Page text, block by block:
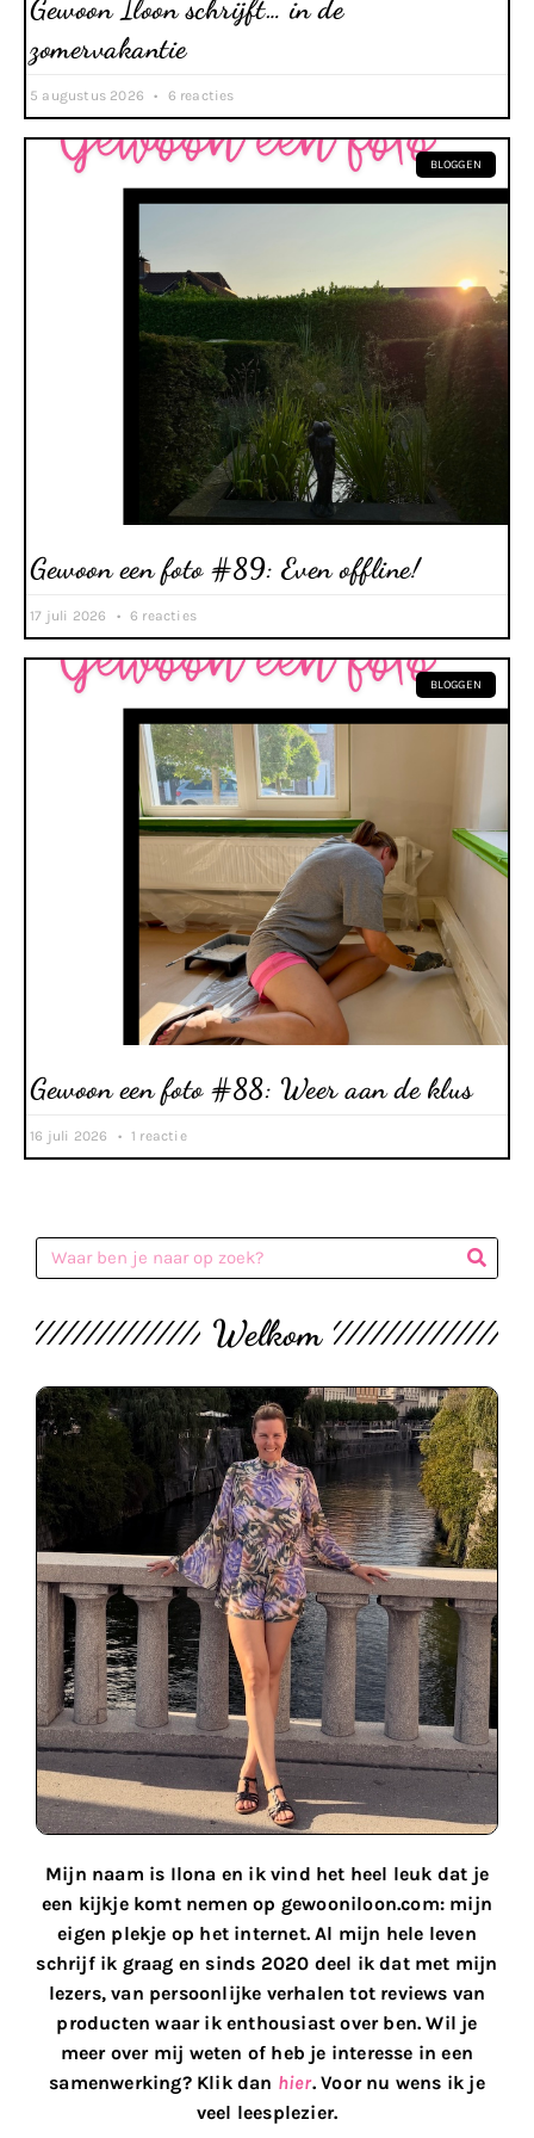
Gewoon Iloon schrijft… in de
zomervakantie
5 augustus 2026 6 reacties
BLOGGEN
Gewoon een foto #89: Even offline!
17 juli 2026 6 reacties
BLOGGEN
Gewoon een foto #88: Weer aan de klus
16 juli 2026 1 reactie
Welkom
Mijn naam is Ilona en ik vind het heel leuk dat je
een kijkje komt nemen op gewooniloon.com: mijn
eigen plekje op het internet. Al mijn hele leven
schrijf ik graag en sinds 2020 deel ik dat met mijn
lezers, van persoonlijke verhalen tot reviews van
producten waar ik enthousiast over ben. Wil je
meer over mij weten of heb je interesse in een
samenwerking? Klik dan hier. Voor nu wens ik je
veel leesplezier.